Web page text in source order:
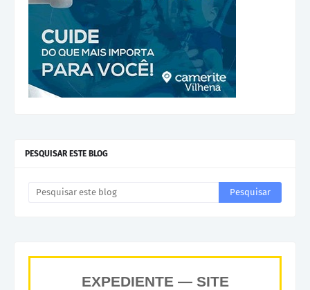
PESQUISAR ESTE BLOG
EXPEDIENTE — SITE